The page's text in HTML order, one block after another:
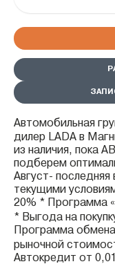
Автомобильная
дилер LADA в
из наличия, пока
подберем
Август- последняя
текущими
20% * Программа
* Выгода на
Программа
рыночной
Автокредит от